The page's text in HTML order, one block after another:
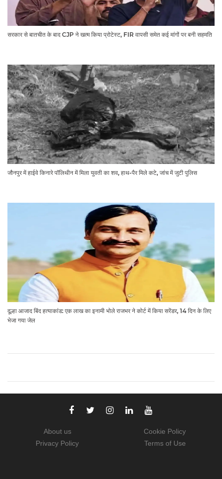
सरकार से बातचीत के बाद CJP ने खत्म किया प्रोटेस्ट, FIR वापसी समेत कई मांगों पर बनी सहमति
जौनपुर में हाईवे किनारे पॉलिथीन में मिला युवती का शव, हाथ-पैर मिले कटे, जांच में जुटी पुलिस
दूल्हा आजाद बिंद हत्याकांड: एक लाख का इनामी भोले राजभर ने कोर्ट में किया सरेंडर, 14 दिन के लिए
भेजा गया जेल
About us
Privacy Policy
Cookie Policy
Terms of Use